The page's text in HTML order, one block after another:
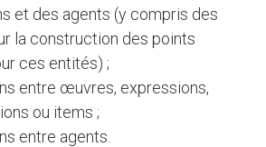
et des agents (y compris des
la construction des points
ces entités) ;
entre œuvres, expressions,
ou items ;
entre agents.